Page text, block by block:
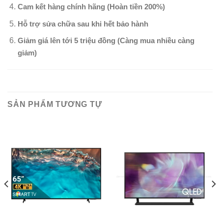
Cam kết hàng chính hãng (Hoàn tiền 200%)
Hỗ trợ sửa chữa sau khi hết bảo hành
Giảm giá lên tới 5 triệu đồng (Càng mua nhiều càng
giảm)
SẢN PHẨM TƯƠNG TỰ